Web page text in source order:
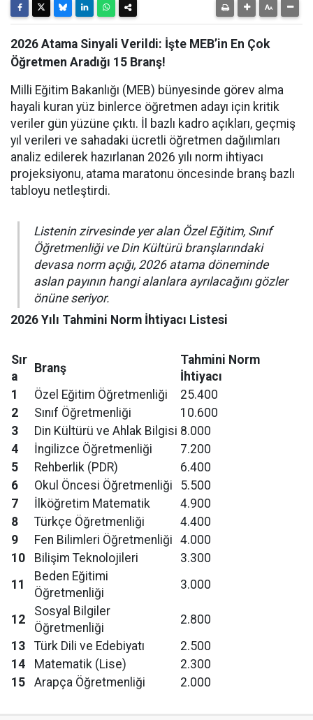
2026 Atama Sinyali Verildi: İşte MEB’in En Çok
Öğretmen Aradığı 15 Branş!
Milli Eğitim Bakanlığı (MEB) bünyesinde görev alma
hayali kuran yüz binlerce öğretmen adayı için kritik
veriler gün yüzüne çıktı. İl bazlı kadro açıkları, geçmiş
yıl verileri ve sahadaki ücretli öğretmen dağılımları
analiz edilerek hazırlanan 2026 yılı norm ihtiyacı
projeksiyonu, atama maratonu öncesinde branş bazlı
tabloyu netleştirdi.
Listenin zirvesinde yer alan Özel Eğitim, Sınıf
Öğretmenliği ve Din Kültürü branşlarındaki
devasa norm açığı, 2026 atama döneminde
aslan payının hangi alanlara ayrılacağını gözler
önüne seriyor.
2026 Yılı Tahmini Norm İhtiyacı Listesi
Sır
a
Branş
Tahmini Norm
İhtiyacı
1
Özel Eğitim Öğretmenliği
25.400
2
Sınıf Öğretmenliği
10.600
3
Din Kültürü ve Ahlak Bilgisi 8.000
4
İngilizce Öğretmenliği
7.200
5
Rehberlik (PDR)
6.400
6
Okul Öncesi Öğretmenliği
5.500
7
İlköğretim Matematik
4.900
8
Türkçe Öğretmenliği
4.400
9
Fen Bilimleri Öğretmenliği 4.000
10
Bilişim Teknolojileri
3.300
11
Beden Eğitimi
Öğretmenliği
3.000
12
Sosyal Bilgiler
Öğretmenliği
2.800
13
Türk Dili ve Edebiyatı
2.500
14
Matematik (Lise)
2.300
15
Arapça Öğretmenliği 2.000